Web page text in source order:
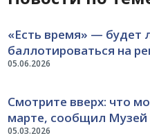
05.06.2026
«Есть время» — будет
баллотироваться на
05.03.2026
Смотрите вверх: что
марте, сообщил